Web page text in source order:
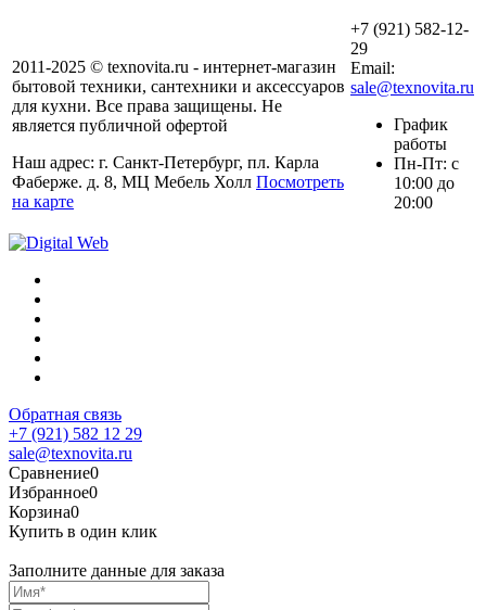
2011-2025 © texnovita.ru - интернет-магазин
бытовой техники, сантехники и аксессуаров
для кухни. Все права защищены. Не
является публичной офертой
Наш адрес: г. Санкт-Петербург, пл. Карла
Фаберже. д. 8, МЦ Мебель Холл Посмотреть
на карте
+7 (921) 582-12-
29
Email:
sale@texnovita.ru
График
работы
Пн-Пт: с
10:00 до
20:00
Обратная связь
+7 (921) 582 12 29
sale@texnovita.ru
Сравнение0
Избранное0
Корзина0
Купить в один клик
Заполните данные для заказа